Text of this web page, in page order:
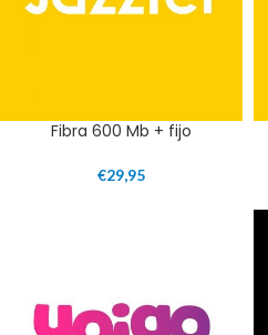
Fibra 600 Mb + fijo
€29,95